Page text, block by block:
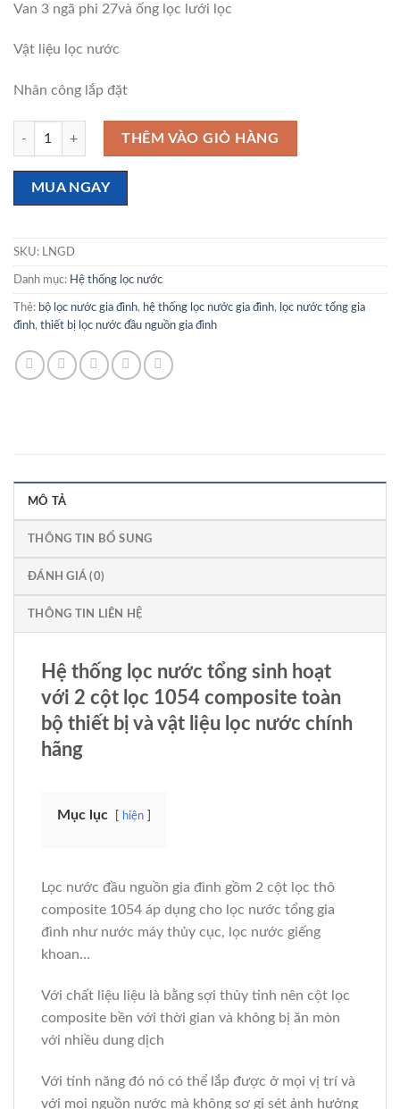
Van 3 ngã phi 27và ống lọc lưới lọc
Vật liệu lọc nước
Nhân công lắp đặt
Lọc nước đầu nguồn gia đình số lượng
THÊM VÀO GIỎ HÀNG
MUA NGAY
SKU: LNGD
Danh mục: Hệ thống lọc nước
Thẻ: bộ lọc nước gia đình, hệ thống lọc nước gia đình, lọc nước tổng gia
đình, thiết bị lọc nước đầu nguồn gia đình
MÔ TẢ
THÔNG TIN BỔ SUNG
ĐÁNH GIÁ (0)
THÔNG TIN LIÊN HỆ
Hệ thống lọc nước tổng sinh hoạt
với 2 cột lọc 1054 composite toàn
bộ thiết bị và vật liệu lọc nước chính
hãng
Mục lục hiện
Lọc nước đầu nguồn gia đình gồm 2 cột lọc thô
composite 1054 áp dụng cho lọc nước tổng gia
đình như nước máy thủy cục, lọc nước giếng
khoan…
Với chất liệu liệu là bằng sợi thủy tinh nên cột lọc
composite bền với thời gian và không bị ăn mòn
với nhiều dung dịch
Với tính năng đó nó có thể lắp được ở mọi vị trí và
với mọi nguồn nước mà không sợ gỉ sét ảnh hưởng